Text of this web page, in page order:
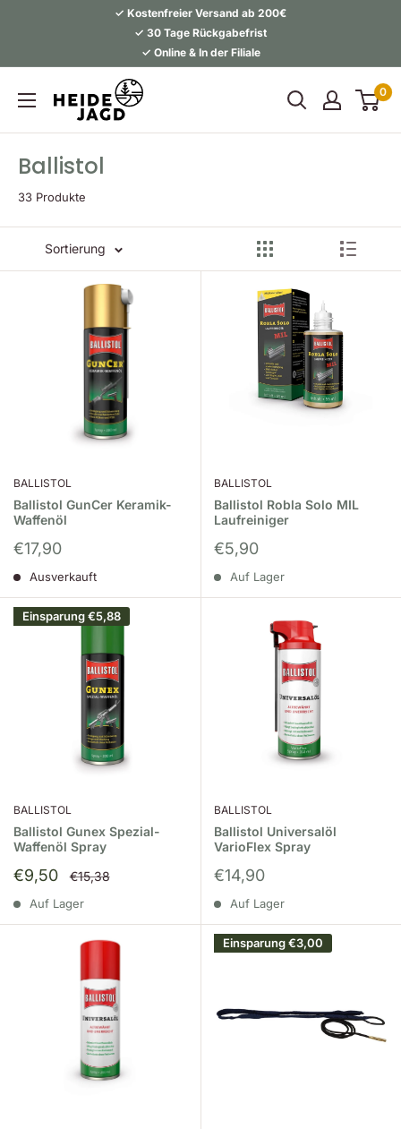
✓ Kostenfreier Versand ab 200€
✓ 30 Tage Rückgabefrist
✓ Online & In der Filiale
0
Ballistol
33 Produkte
Sortierung
BALLISTOL
Ballistol GunCer Keramik-
Waffenöl
Sonderpreis
€17,90
Ausverkauft
BALLISTOL
Ballistol Robla Solo MIL
Laufreiniger
Sonderpreis
€5,90
Auf Lager
Einsparung€5,88
BALLISTOL
Ballistol Gunex Spezial-
Waffenöl Spray
Sonderpreis
€9,50 Normalpreis
€15,38
Auf Lager
BALLISTOL
Ballistol Universalöl
VarioFlex Spray
Sonderpreis
€14,90
Auf Lager
Einsparung€3,00